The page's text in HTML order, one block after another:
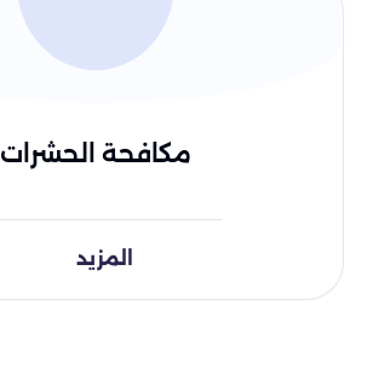
مكافحة الحشرات
المزيد